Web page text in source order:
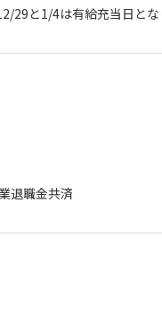
29と1/4は有給充当日と
退職金共済